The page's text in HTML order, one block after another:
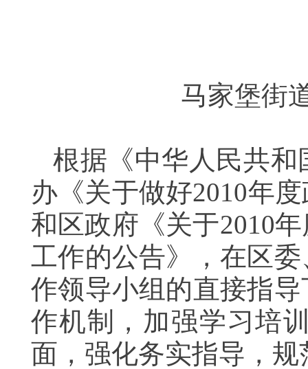
马家堡街
根据《中华人民共
办《关于做好2010年
和区政府《关于2010
工作的公告》，在区
作领导小组的直接指
作机制，加强学习培
面，强化务实指导，